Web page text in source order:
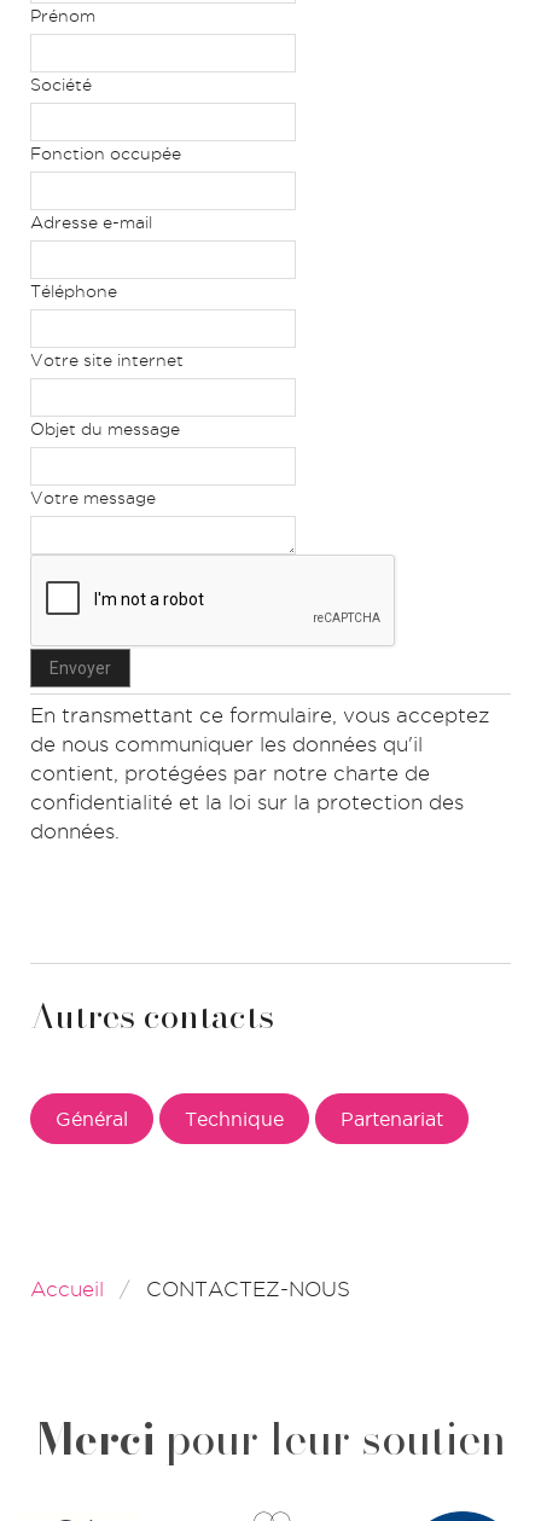
Prénom
Société
Fonction occupée
Adresse e-mail
Téléphone
Votre site internet
Objet du message
Votre message
En transmettant ce formulaire, vous acceptez
de nous communiquer les données qu'il
contient, protégées par notre charte de
confidentialité et la loi sur la protection des
données.
Autres contacts
Général Technique Partenariat
Accueil CONTACTEZ-NOUS
Merci pour leur soutien